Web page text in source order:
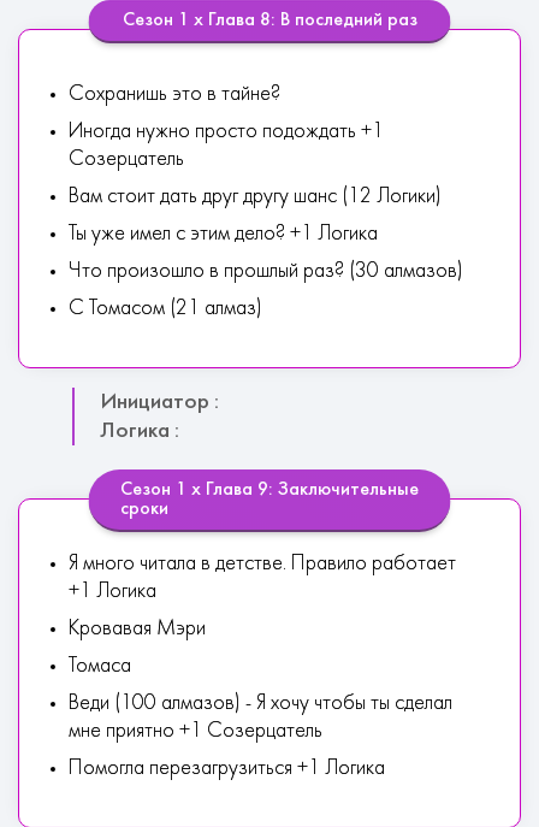
Сезон 1 х Глава 8: В последний раз
Сохранишь это в тайне?
Иногда нужно просто подождать +1
Созерцатель
Вам стоит дать друг другу шанс (12 Логики)
Ты уже имел с этим дело? +1 Логика
Что произошло в прошлый раз? (30 алмазов)
С Томасом (21 алмаз)
Инициатор :
Логика :
Сезон 1 х Глава 9: Заключительные
сроки
Я много читала в детстве. Правило работает
+1 Логика
Кровавая Мэри
Томаса
Веди (100 алмазов) - Я хочу чтобы ты сделал
мне приятно +1 Созерцатель
Помогла перезагрузиться +1 Логика